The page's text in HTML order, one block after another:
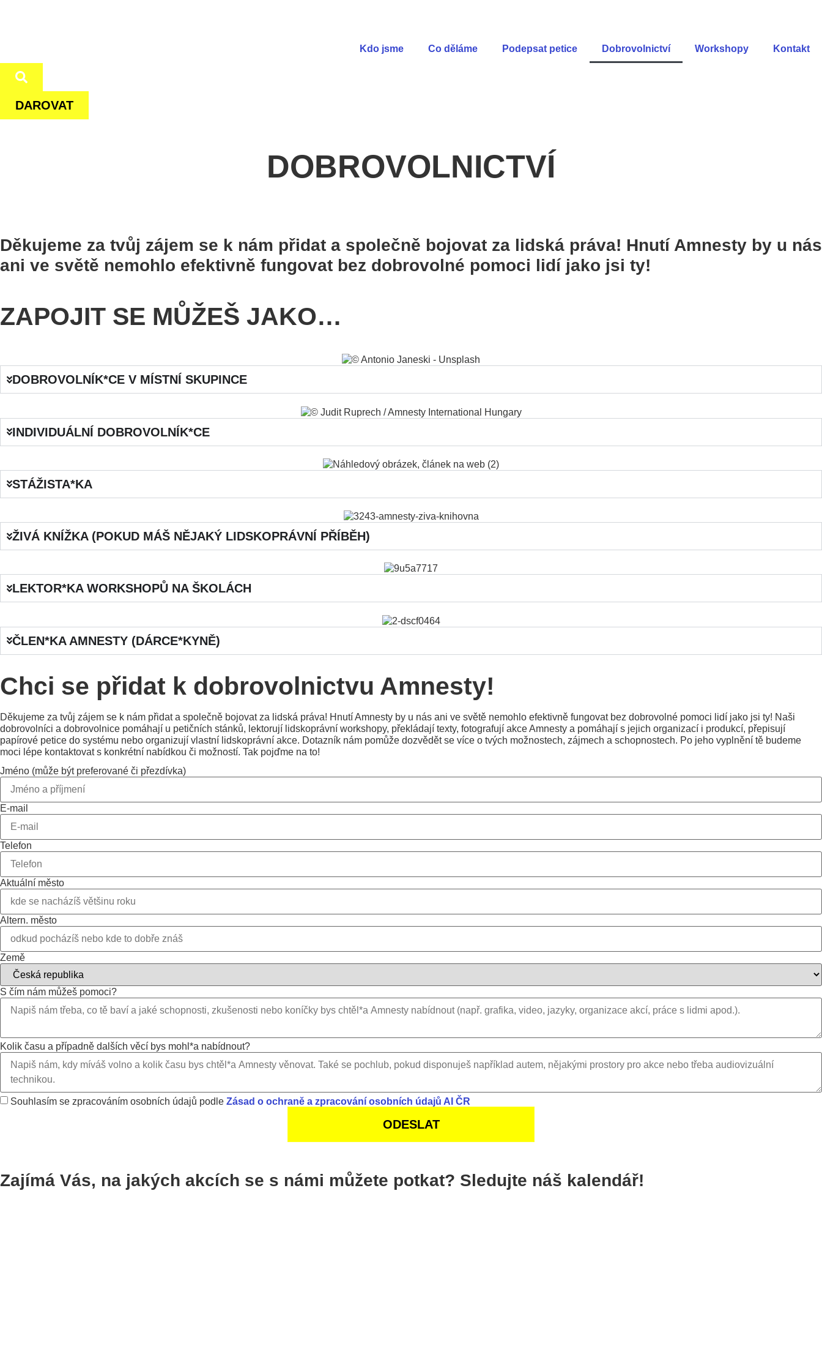
Kdo jsme Co děláme Podepsat petice Dobrovolnictví Workshopy Kontakt
DAROVAT
DOBROVOLNICTVÍ
Děkujeme za tvůj zájem se k nám přidat a společně bojovat za lidská práva! Hnutí Amnesty by u nás
ani ve světě nemohlo efektivně fungovat bez dobrovolné pomoci lidí jako jsi ty!
ZAPOJIT SE MŮŽEŠ JAKO…
DOBROVOLNÍK*CE V MÍSTNÍ SKUPINCE
INDIVIDUÁLNÍ DOBROVOLNÍK*CE
STÁŽISTA*KA
ŽIVÁ KNÍŽKA (POKUD MÁŠ NĚJAKÝ LIDSKOPRÁVNÍ PŘÍBĚH)
LEKTOR*KA WORKSHOPŮ NA ŠKOLÁCH
ČLEN*KA AMNESTY (DÁRCE*KYNĚ)
Chci se přidat k dobrovolnictvu Amnesty!
Děkujeme za tvůj zájem se k nám přidat a společně bojovat za lidská práva! Hnutí Amnesty by u nás ani ve světě nemohlo efektivně fungovat bez dobrovolné pomoci lidí jako jsi ty! Naši
dobrovolníci a dobrovolnice pomáhají u petičních stánků, lektorují lidskoprávní workshopy, překládají texty, fotografují akce Amnesty a pomáhají s jejich organizací i produkcí, přepisují
papírové petice do systému nebo organizují vlastní lidskoprávní akce. Dotazník nám pomůže dozvědět se více o tvých možnostech, zájmech a schopnostech. Po jeho vyplnění tě budeme
moci lépe kontaktovat s konkrétní nabídkou či možností. Tak pojďme na to!
Jméno (může být preferované či přezdívka)
E-mail
Telefon
Aktuální město
Altern. město
Země
S čím nám můžeš pomoci?
Kolik času a případně dalších věcí bys mohl*a nabídnout?
Souhlasím se zpracováním osobních údajů podle Zásad o ochraně a zpracování osobních údajů AI ČR
Zajímá Vás, na jakých akcích se s námi můžete potkat? Sledujte náš kalendář!